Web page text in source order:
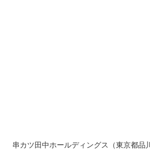
串カツ田中ホールディングス（東京都品